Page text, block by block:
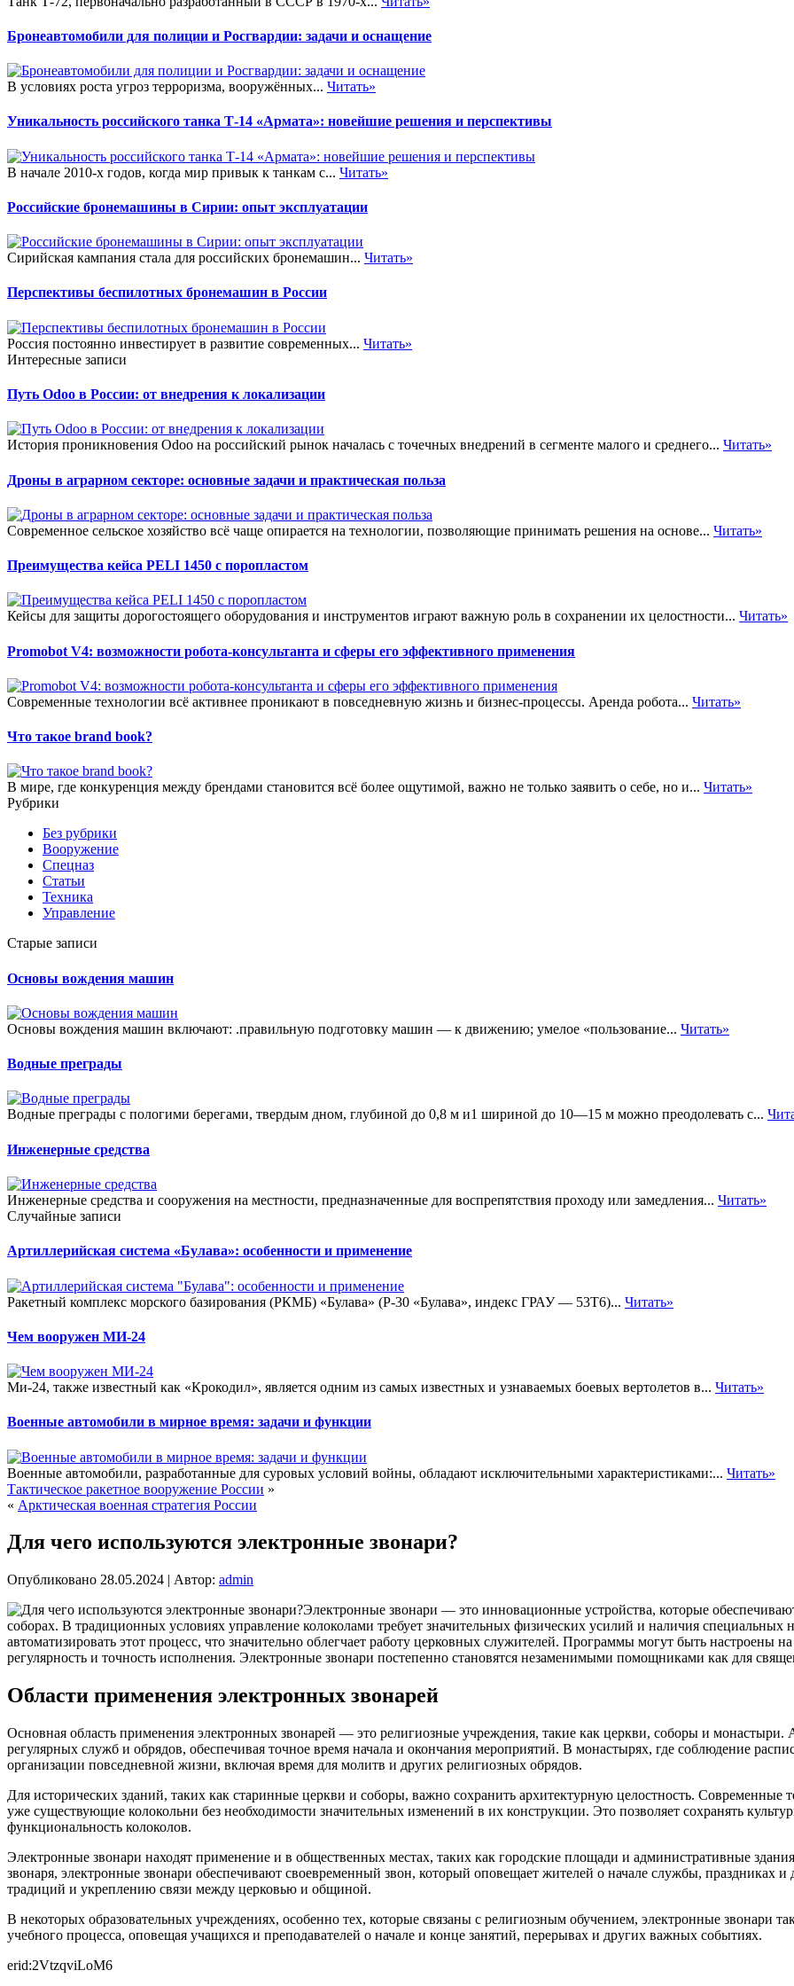
Бронеавтомобили для полиции и Росгвардии: задачи и оснащение
В условиях роста угроз терроризма, вооружённых... Читать»
Уникальность российского танка Т-14 «Армата»: новейшие решения и перспективы
В начале 2010-х годов, когда мир привык к танкам с... Читать»
Российские бронемашины в Сирии: опыт эксплуатации
Сирийская кампания стала для российских бронемашин... Читать»
Перспективы беспилотных бронемашин в России
Россия постоянно инвестирует в развитие современных... Читать»
Интересные записи
Путь Odoo в России: от внедрения к локализации
История проникновения Odoo на российский рынок началась с точечных внедрений в сегменте малого и среднего... Читать»
Дроны в аграрном секторе: основные задачи и практическая польза
Современное сельское хозяйство всё чаще опирается на технологии, позволяющие принимать решения на основе... Читать»
Преимущества кейса PELI 1450 с поропластом
Кейсы для защиты дорогостоящего оборудования и инструментов играют важную роль в сохранении их целостности... Читать»
Promobot V4: возможности робота-консультанта и сферы его эффективного применения
Современные технологии всё активнее проникают в повседневную жизнь и бизнес-процессы. Аренда робота... Читать»
Что такое brand book?
В мире, где конкуренция между брендами становится всё более ощутимой, важно не только заявить о себе, но и... Читать»
Рубрики
Без рубрики
Вооружение
Спецназ
Статьи
Техника
Управление
Старые записи
Основы вождения машин
Основы вождения машин включают: .правильную подготовку машин — к движению; умелое «пользование... Читать»
Водные преграды
Водные преграды с пологими берегами, твердым дном, глубиной до 0,8 м и1 шириной до 10—15 м можно преодолевать с...
Инженерные средства
Инженерные средства и сооружения на местности, предназначенные для воспрепятствия проходу или замедления... Читать»
Случайные записи
Артиллерийская система «Булава»: особенности и применение
Ракетный комплекс морского базирования (РКМБ) «Булава» (Р-30 «Булава», индекс ГРАУ — 53Т6)... Читать»
Чем вооружен МИ-24
Ми-24, также известный как «Крокодил», является одним из самых известных и узнаваемых боевых вертолетов в... Читать»
Военные автомобили в мирное время: задачи и функции
Военные автомобили, разработанные для суровых условий войны, обладают исключительными характеристиками:... Читать»
Тактическое ракетное вооружение России »
« Арктическая военная стратегия России
Для чего используются электронные звонари?
Опубликовано 28.05.2024 | Автор: admin
Электронные звонари — это инновационные устройства, которые
соборах. В традиционных условиях управление колоколами требует значительных физических усилий и наличия
автоматизировать этот процесс, что значительно облегчает работу церковных служителей. Программы могут быть настроены
регулярность и точность исполнения. Электронные звонари постепенно становятся незаменимыми помощниками как для
Области применения электронных звонарей
Основная область применения электронных звонарей — это религиозные учреждения, такие как церкви, соборы и монастыри.
регулярных служб и обрядов, обеспечивая точное время начала и окончания мероприятий. В монастырях, где соблюдение
организации повседневной жизни, включая время для молитв и других религиозных обрядов.
Для исторических зданий, таких как старинные церкви и соборы, важно сохранить архитектурную целостность. Современные
уже существующие колокольни без необходимости значительных изменений в их конструкции. Это позволяет сохранять
функциональность колоколов.
Электронные звонари находят применение и в общественных местах, таких как городские площади и административные
звонаря, электронные звонари обеспечивают своевременный звон, который оповещает жителей о начале службы, праздниках
традиций и укреплению связи между церковью и общиной.
В некоторых образовательных учреждениях, особенно тех, которые связаны с религиозным обучением, электронные звонари
учебного процесса, оповещая учащихся и преподавателей о начале и конце занятий, перерывах и других важных событиях.
erid:2VtzqviLoM6